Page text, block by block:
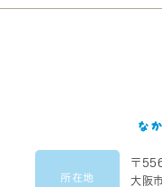
所在地
〒
大阪